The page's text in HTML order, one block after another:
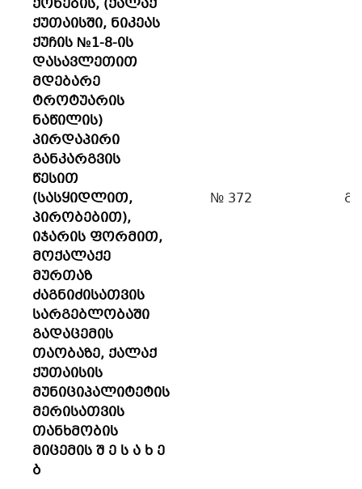
ქონების, (ქალაქ
ქუთაისში, ნიკეას
ქუჩის №1-8-ის
დასავლეთით
მდებარე
ტროტუარის
ნაწილის)
პირდაპირი
განკარგვის
წესით
(სასყიდლით,
პირობებით),
იჯარის ფორმით,
მოქალაქე
მურთაზ
ძაგნიძისათვის
სარგებლობაში
გადაცემის
თაობაზე, ქალაქ
ქუთაისის
მუნიციპალიტეტის
მერისათვის
თანხმობის
მიცემის შ ე ს ა ხ ე
ბ
№ 372